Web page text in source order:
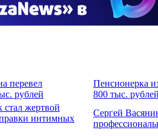
перевел
рублей
Пенсионерка
800 тыс.
стал жертвой
интимных
Сергей